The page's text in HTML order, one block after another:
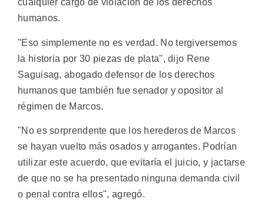
cualquier cargo de violación de los derechos
humanos.
"Eso simplemente no es verdad. No tergiversemos
la historia por 30 piezas de plata", dijo Rene
Saguisag, abogado defensor de los derechos
humanos que también fue senador y opositor al
régimen de Marcos.
"No es sorprendente que los herederos de Marcos
se hayan vuelto más osados y arrogantes. Podrían
utilizar este acuerdo, que evitaría el juicio, y jactarse
de que no se ha presentado ninguna demanda civil
o penal contra ellos", agregó.